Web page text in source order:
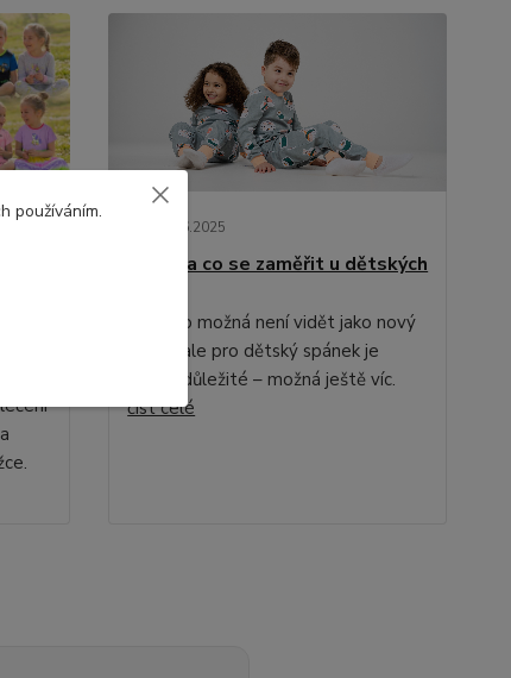
06.2025
Tipy, na co se zaměřit u dětských
Pyžamo možná není vidět jako nový
kabát, ale pro dětský spánek je
stejně důležité – možná ještě víc.
číst celé
používáním.